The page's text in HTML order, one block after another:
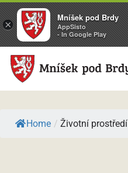
Home / Životní prostředí
×
Mníšek pod Brdy
AppSisto
- In Google Play